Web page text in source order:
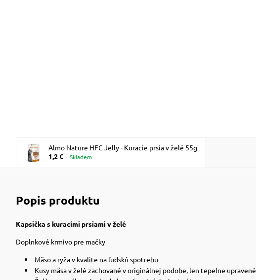
Almo Nature HFC Jelly - Kuracie prsia v želé 55g
1,2 €
Skladem
Popis produktu
Kapsička s kuracími prsiami v želé
Doplnkové krmivo pre mačky
Mäso a ryža v kvalite na ľudskú spotrebu
Kusy mäsa v želé zachované v originálnej podobe, len tepelne upravené